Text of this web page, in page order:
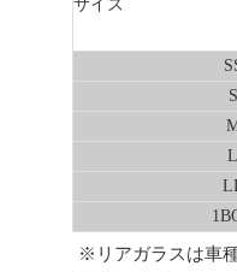
サイズ
S
L
※リアガラスは車